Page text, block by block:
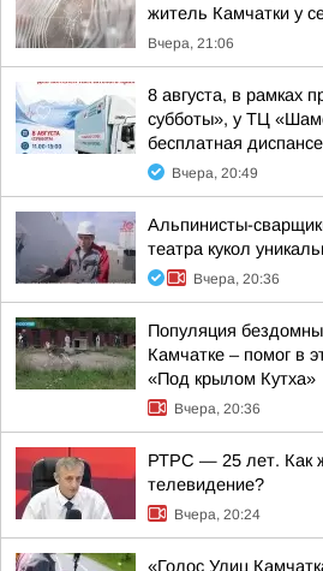
житель Камчатки у
Вчера, 21:06
8 августа, в рамках
субботы», у ТЦ
бесплатная
Вчера, 20:49
Альпинисты-
театра кукол
Вчера, 20:36
Популяция
Камчатке – помог в
«Под крылом Кутха»
Вчера, 20:36
РТРС — 25 лет. Как
телевидение?
Вчера, 20:24
«Голос Улиц